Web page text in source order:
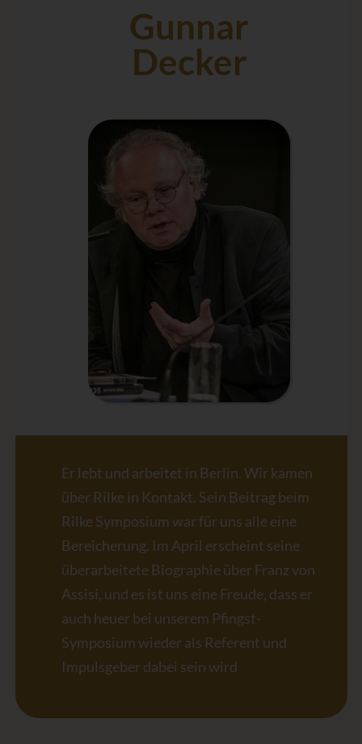
Gunnar
Decker
Er lebt und arbeitet in Berlin. Wir kamen
über Rilke in Kontakt. Sein Beitrag beim
Rilke Symposium war für uns alle eine
Bereicherung. Im April erscheint seine
überarbeitete Biographie über Franz von
Assisi, und es ist uns eine Freude, dass er
auch heuer bei unserem Pfingst-
Symposium wieder als Referent und
Impulsgeber dabei sein wird